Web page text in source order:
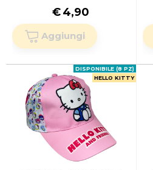
€4,90
HELLO KITTY
DISPONIBILE (8 PZ)